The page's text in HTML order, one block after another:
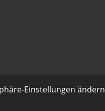
Einstellungen ändern